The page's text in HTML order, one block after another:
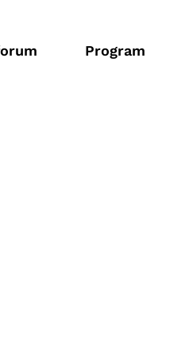
Program